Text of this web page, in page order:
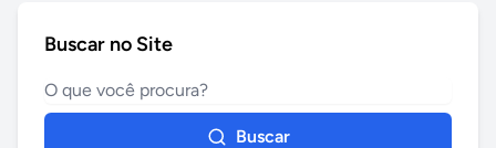
Buscar no Site
Buscar